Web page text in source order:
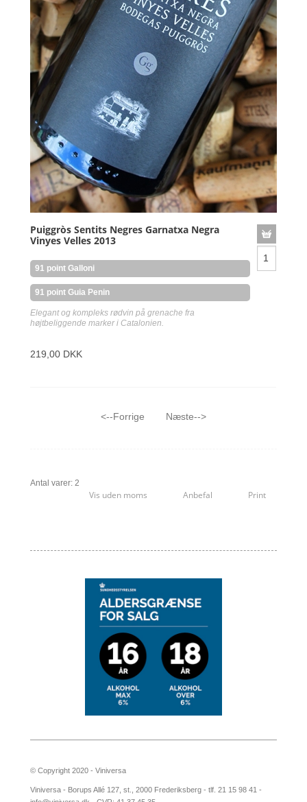
Puiggròs Sentits Negres Garnatxa Negra
Vinyes Velles 2013
91 point Galloni
91 point Guia Penin
Elegant og kompleks rødvin på grenache fra
højtbeliggende marker i Catalonien.
219,00 DKK
<--Forrige Næste-->
Antal varer: 2
Vis uden moms Anbefal Print
© Copyright 2020 - Viniversa
Viniversa - Borups Allé 127, st., 2000 Frederiksberg - tlf. 21 15 98 41 -